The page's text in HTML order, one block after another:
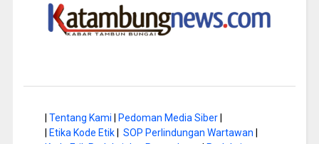
Tentang Kami Pedoman Media Siber|
Etika Kode Etik| SOP Perlindungan Wartawan